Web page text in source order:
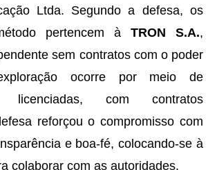
Ltda. Segundo a defesa, os
pertencem à TRON S.A.,
sem contratos com o poder
ocorre por meio de
licenciadas, com contratos
reforçou o compromisso com
e boa-fé, colocando-se à
colaborar com as autoridades.